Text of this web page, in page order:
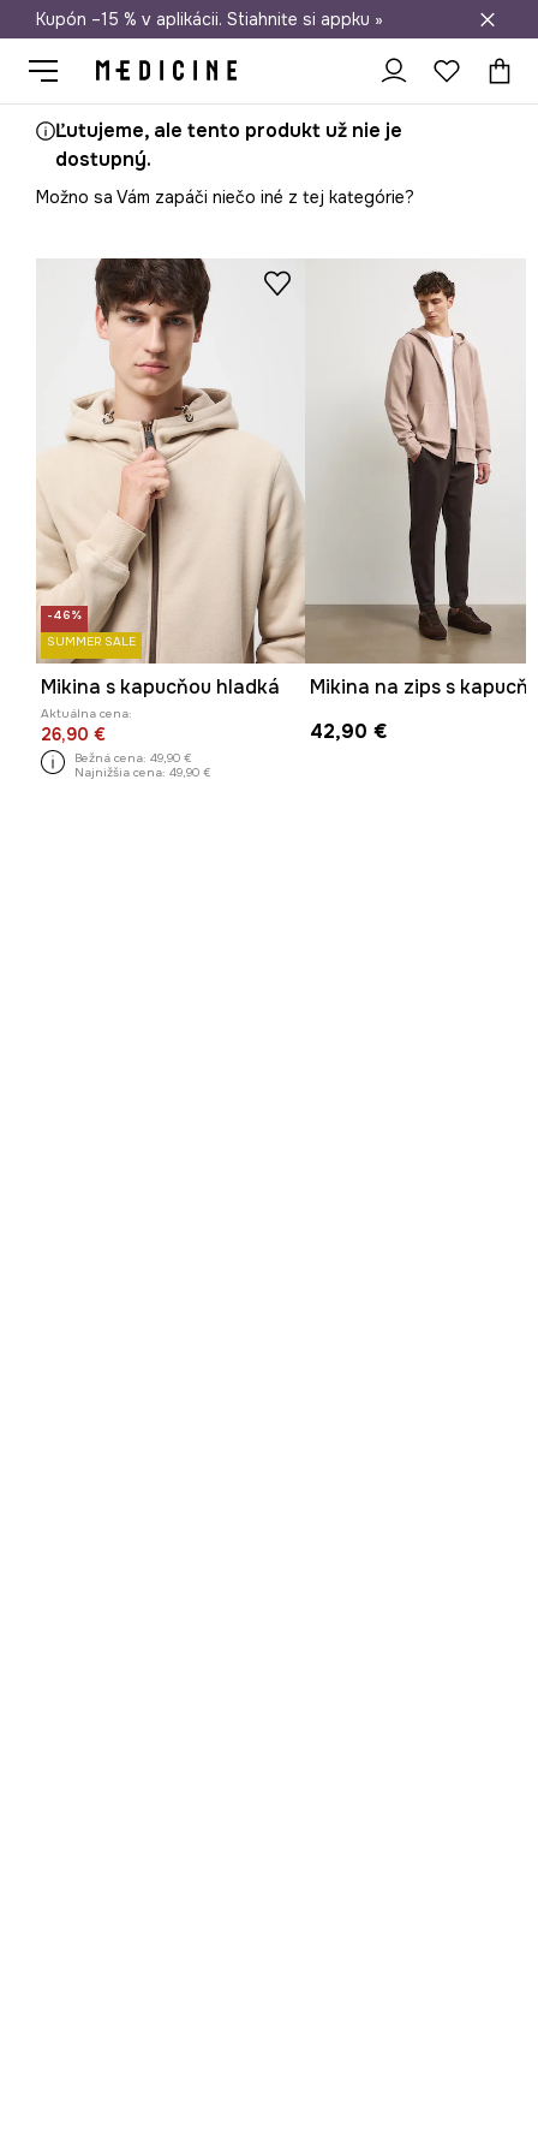
Doprava zadarmo od 50 €
Kupón –15 % v aplikácii. Stiahnite si appku »
Ľutujeme, ale tento produkt už nie je
dostupný.
Možno sa Vám zapáči niečo iné z tej kategórie?
-46%
SUMMER SALE
Mikina s kapucňou hladká
Aktuálna cena:
26,90 €
Bežná cena: 49,90 €
Najnižšia cena: 49,90 €
42,90 €